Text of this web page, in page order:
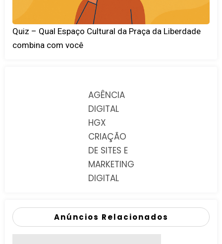
Quiz – Qual Espaço Cultural da Praça da Liberdade
combina com você
AGÊNCIA
DIGITAL
HGX
CRIAÇÃO
DE SITES E
MARKETING
DIGITAL
Anúncios Relacionados